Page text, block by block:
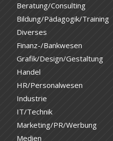
Beratung/Consulting
Bildung/Pädagogik/Training
Diverses
Finanz-/Bankwesen
Grafik/Design/Gestaltung
Handel
HR/Personalwesen
Industrie
IT/Technik
Marketing/PR/Werbung
Medien